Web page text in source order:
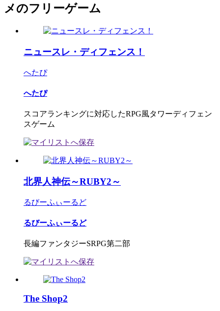
メのフリーゲーム
ニュースレ・ディフェンス！
へたぴ
へたぴ
スコアランキングに対応したRPG風タワーディフェン
スゲーム
北界人神伝～RUBY2～
るびーふぃーるど
るびーふぃーるど
長編ファンタジーSRPG第二部
The Shop2